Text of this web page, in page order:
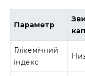
Параметр
Глікемічний
індекс